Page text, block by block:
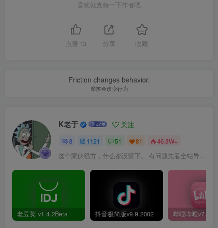
喜欢就支持一下作者吧
点赞 13 分享 收藏
Friction changes behavior.
摩擦会改变行为
K老于 关注
8 1121 51 81 46.3W+
这个家伙很方，什么都没留下。 有问题先看全站导航页，解决不了再@我！
老豆荚 v1.4.2Beta 抖音极简版v9.9.2002